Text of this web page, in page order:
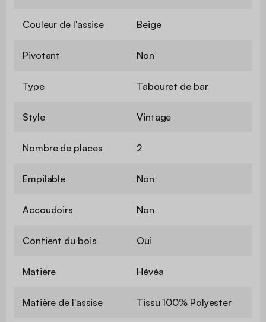
Couleur de l'assise Beige
Pivotant Non
Type Tabouret de bar
Style Vintage
Nombre de places 2
Empilable Non
Accoudoirs Non
Contient du bois Oui
Matière Hévéa
Matière de l'assise Tissu 100% Polyester